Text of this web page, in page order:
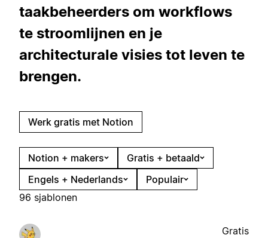
taakbeheerders om workflows
te stroomlijnen en je
architecturale visies tot leven te
brengen.
Werk gratis met Notion
Notion + makers
Gratis + betaald
Engels + Nederlands
Populair
96 sjablonen
Gratis